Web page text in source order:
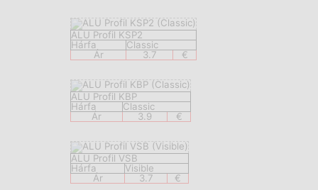
ALU Profil KSP2
Hárfa
Classic
Ár
3.7 €
ALU Profil KBP
Hárfa
Classic
Ár
3.9 €
ALU Profil VSB
Hárfa
Visible
Ár
3.7 €